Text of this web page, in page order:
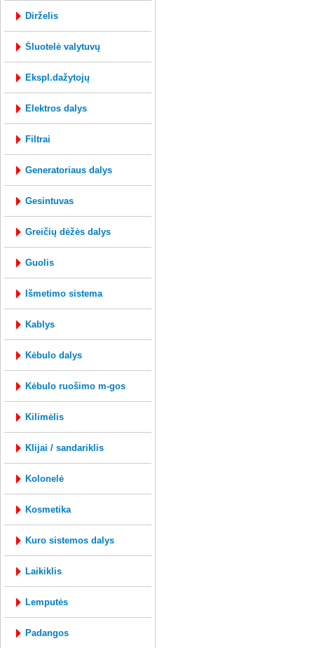
dirželis
šluotelė valytuvų
ekspl.dažytojų
elektros dalys
filtrai
generatoriaus dalys
gesintuvas
greičių dėžės dalys
guolis
išmetimo sistema
kablys
kėbulo dalys
kėbulo ruošimo m-gos
kilimėlis
klijai / sandariklis
kolonelė
kosmetika
kuro sistemos dalys
laikiklis
lemputės
padangos